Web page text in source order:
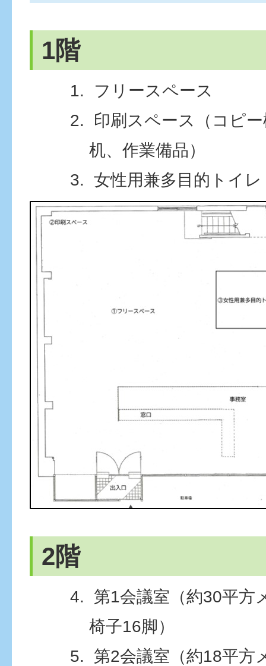
1階
フリースペース
印刷スペース（コピ
机、作業備品）
女性用兼多目的トイレ
2階
第1会議室（約30平方
椅子16脚）
第2会議室（約18平方